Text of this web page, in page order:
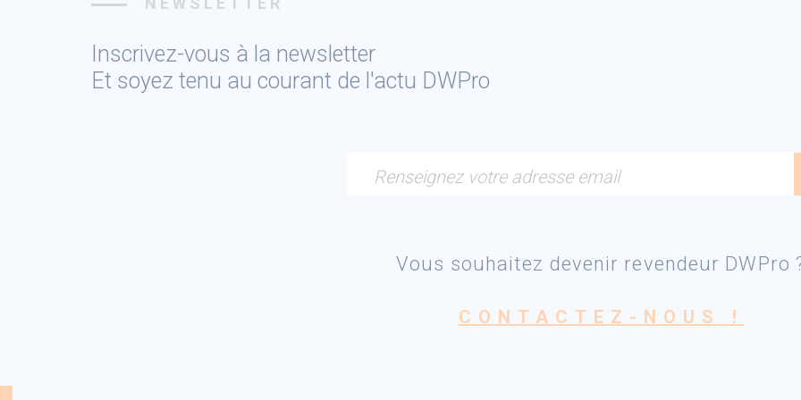
Inscrivez-vous à la newsletter
Et soyez tenu au courant de l'actu DWPro
Renseignez votre adresse email
Vous souhaitez devenir revendeur DWPro
CONTACTEZ-NOUS !